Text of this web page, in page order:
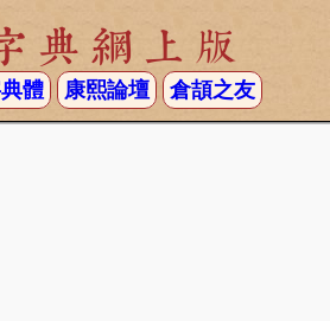
典網上版
體 康熙論壇 倉頡之友